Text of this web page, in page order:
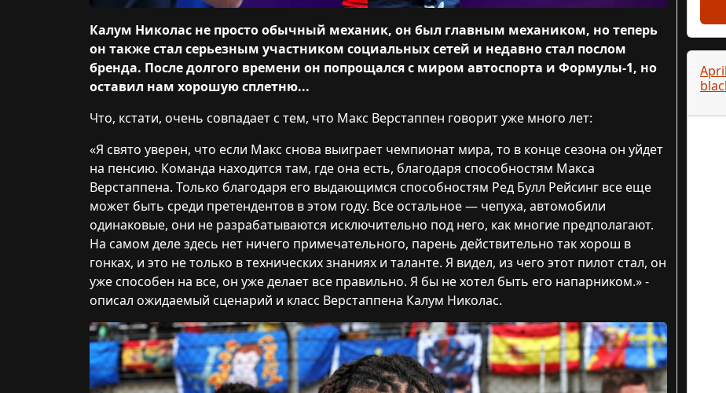
Калум Николас не просто обычный механик, он был главным механиком, но теперь
он также стал серьезным участником социальных сетей и недавно стал послом
бренда. После долгого времени он попрощался с миром автоспорта и Формулы-1, но
оставил нам хорошую сплетню...
Что, кстати, очень совпадает с тем, что Макс Верстаппен говорит уже много лет:
«Я свято уверен, что если Макс снова выиграет чемпионат мира, то в конце сезона он уйдет
на пенсию. Команда находится там, где она есть, благодаря способностям Макса
Верстаппена. Только благодаря его выдающимся способностям Ред Булл Рейсинг все еще
может быть среди претендентов в этом году. Все остальное — чепуха, автомобили
одинаковые, они не разрабатываются исключительно под него, как многие предполагают.
На самом деле здесь нет ничего примечательного, парень действительно так хорош в
гонках, и это не только в технических знаниях и таланте. Я видел, из чего этот пилот стал, он
уже способен на все, он уже делает все правильно. Я бы не хотел быть его напарником.» -
описал ожидаемый сценарий и класс Верстаппена Калум Николас.